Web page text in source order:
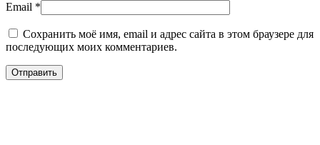
Email *
Сохранить моё имя, email и адрес сайта в этом браузере для
последующих моих комментариев.